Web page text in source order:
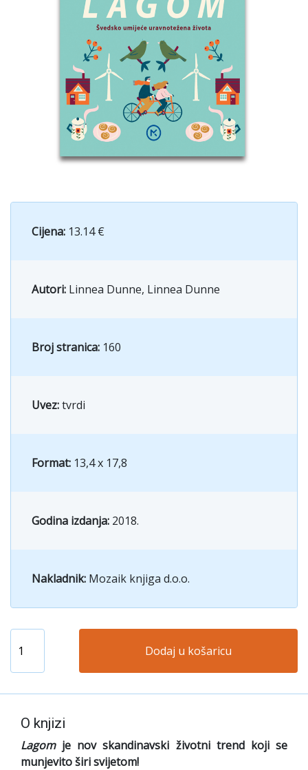
Cijena: 13.14 €
Autori: Linnea Dunne, Linnea Dunne
Broj stranica: 160
Uvez:tvrdi
Format: 13,4 x 17,8
Godina izdanja: 2018.
Nakladnik: Mozaik knjiga d.o.o.
Dodaj u košaricu
O knjizi
Lagom je nov skandinavski životni trend koji se
munjevito širi svijetom!